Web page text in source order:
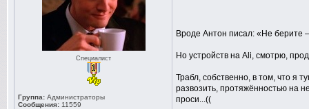
Специалист
Группа: Администраторы
Сообщения: 11559
Вроде Антон писал: «Не берите
Но устройств на Ali, смотрю,
Трабл, собственно, в том, что я
развозить, протяжённостью на
проси...((